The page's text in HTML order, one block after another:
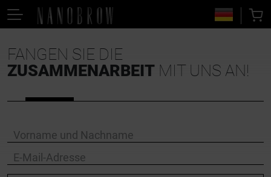
FANGEN SIE DIE
ZUSAMMENARBEIT MIT UNS AN!
Vorname und Nachname
E-Mail-Adresse